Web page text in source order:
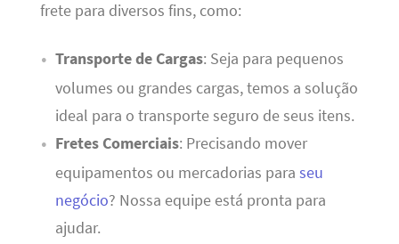
frete para diversos fins, como:
Transporte de Cargas: Seja para pequenos
volumes ou grandes cargas, temos a solução
ideal para o transporte seguro de seus itens.
Fretes Comerciais: Precisando mover
equipamentos ou mercadorias para seu
negócio? Nossa equipe está pronta para
ajudar.